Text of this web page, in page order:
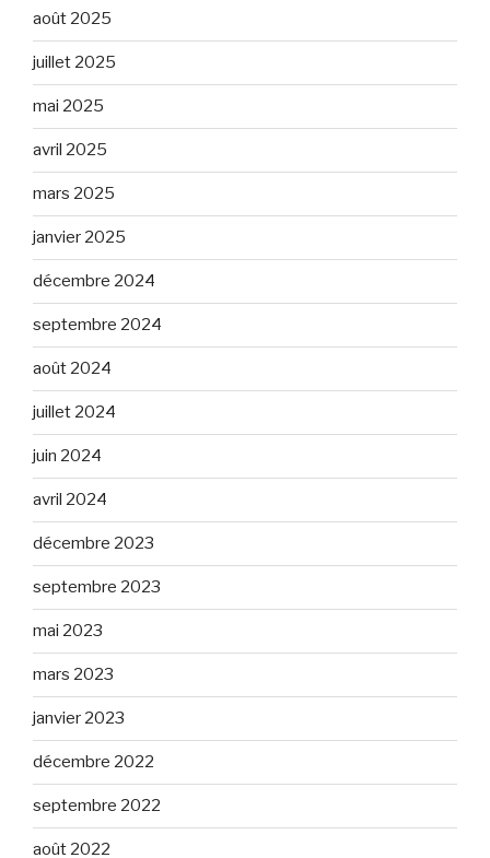
août 2025
juillet 2025
mai 2025
avril 2025
mars 2025
janvier 2025
décembre 2024
septembre 2024
août 2024
juillet 2024
juin 2024
avril 2024
décembre 2023
septembre 2023
mai 2023
mars 2023
janvier 2023
décembre 2022
septembre 2022
août 2022